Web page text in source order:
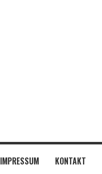
IMPRESSUM KONTAKT